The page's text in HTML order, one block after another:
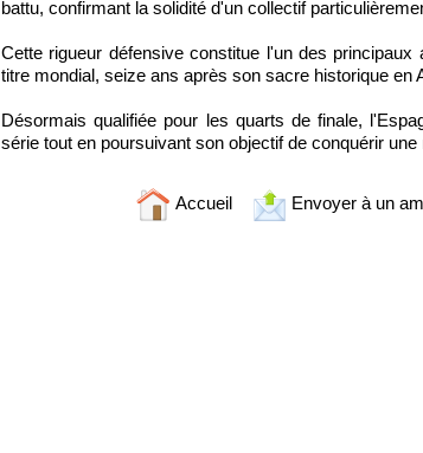
battu, confirmant la solidité d'un collectif
Cette rigueur défensive constitue l'un des
titre mondial, seize ans après son sacre historique en
Désormais qualifiée pour les quarts de finale,
série tout en poursuivant son objectif de conquérir une
Accueil Envoyer à un